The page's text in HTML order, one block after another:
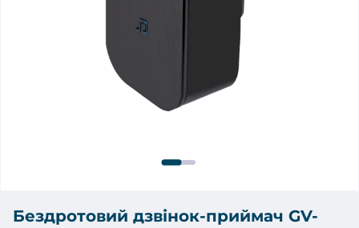
Бездротовий дзвінок-приймач GV-